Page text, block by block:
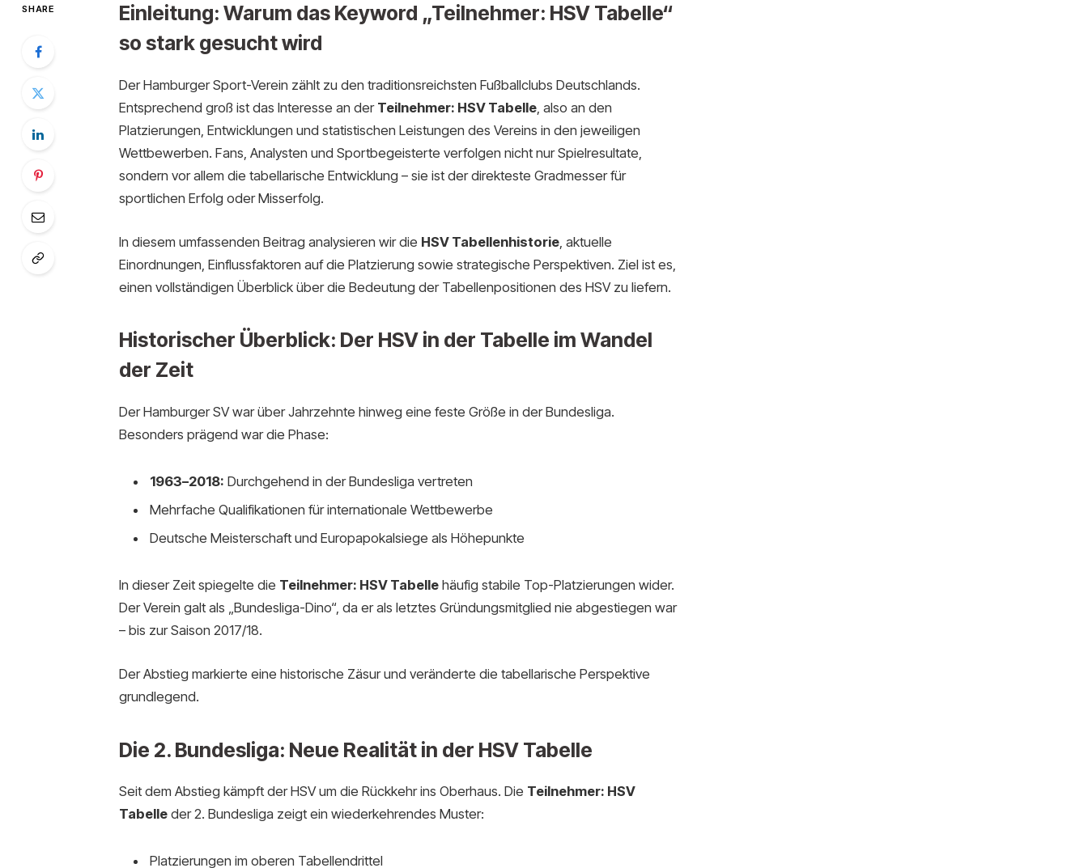
SHARE
Einleitung: Warum das Keyword „Teilnehmer: HSV Tabelle“
so stark gesucht wird
Der Hamburger Sport-Verein zählt zu den traditionsreichsten Fußballclubs Deutschlands.
Entsprechend groß ist das Interesse an der Teilnehmer: HSV Tabelle, also an den
Platzierungen, Entwicklungen und statistischen Leistungen des Vereins in den jeweiligen
Wettbewerben. Fans, Analysten und Sportbegeisterte verfolgen nicht nur Spielresultate,
sondern vor allem die tabellarische Entwicklung – sie ist der direkteste Gradmesser für
sportlichen Erfolg oder Misserfolg.
In diesem umfassenden Beitrag analysieren wir die HSV Tabellenhistorie, aktuelle
Einordnungen, Einflussfaktoren auf die Platzierung sowie strategische Perspektiven. Ziel ist es,
einen vollständigen Überblick über die Bedeutung der Tabellenpositionen des HSV zu liefern.
Historischer Überblick: Der HSV in der Tabelle im Wandel
der Zeit
Der Hamburger SV war über Jahrzehnte hinweg eine feste Größe in der Bundesliga.
Besonders prägend war die Phase:
1963–2018: Durchgehend in der Bundesliga vertreten
Mehrfache Qualifikationen für internationale Wettbewerbe
Deutsche Meisterschaft und Europapokalsiege als Höhepunkte
In dieser Zeit spiegelte die Teilnehmer: HSV Tabellehäufig stabile Top-Platzierungen wider.
Der Verein galt als „Bundesliga-Dino“, da er als letztes Gründungsmitglied nie abgestiegen war
– bis zur Saison 2017/18.
Der Abstieg markierte eine historische Zäsur und veränderte die tabellarische Perspektive
grundlegend.
Die 2. Bundesliga: Neue Realität in der HSV Tabelle
Seit dem Abstieg kämpft der HSV um die Rückkehr ins Oberhaus. Die Teilnehmer: HSV
Tabelleder 2. Bundesliga zeigt ein wiederkehrendes Muster:
Platzierungen im oberen Tabellendrittel